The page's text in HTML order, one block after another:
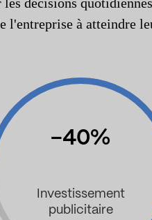
l'entreprise à atteindre
-40%
Investissement
publicitaire